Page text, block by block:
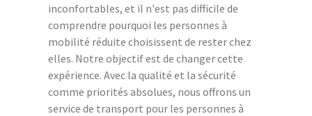
inconfortables, et il n'est pas difficile de
comprendre pourquoi les personnes à
mobilité réduite choisissent de rester chez
elles. Notre objectif est de changer cette
expérience. Avec la qualité et la sécurité
comme priorités absolues, nous offrons un
service de transport pour les personnes à